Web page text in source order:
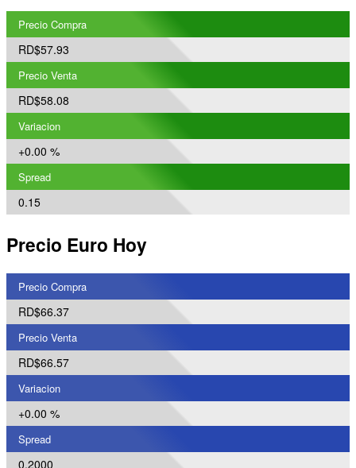
Precio Compra
RD$57.93
Precio Venta
RD$58.08
Variacion
+0.00 %
Spread
0.15
Precio Euro Hoy
Precio Compra
RD$66.37
Precio Venta
RD$66.57
Variacion
+0.00 %
Spread
0.2000